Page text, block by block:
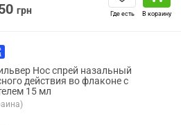
грн Где есть В корзину
Нос спрей назальный
действия во флаконе с
15 мл